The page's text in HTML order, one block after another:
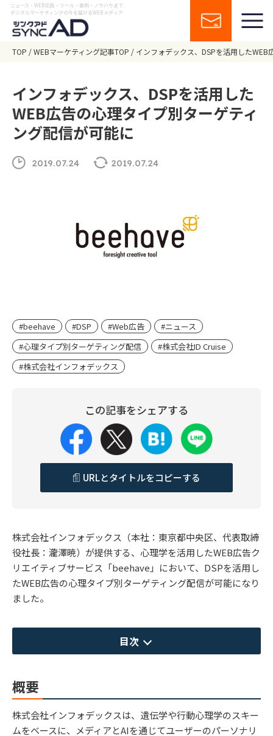
ニュース・WEB広告・ツール・事例・ノウハウまで
デジタルマーケティングの今を届けるWEBメディア
TOP WEBマーケティング記事TOP インフォデックス、DSPを活用した
インフォデックス、DSPを活用した
WEB広告の心理タイプ別ターゲティ
ング配信が可能に
2019.07.24 2019.07.24
#beehave #DSP #Web広告
#ニュース
#心理タイプ別ターゲティング配信
#株式会社ID Cruise
#株式会社インフォデックス
この記事をシェアする
URLとタイトルをコピーする
株式会社インフォデックス（本社：東京都中央区、代表取締
役社長：瀧澤暁）が提供する、心理学を活用したWEB広告ク
リエイティブサービス「beehave」において、DSPを活用し
たWEB広告の心理タイプ別ターゲティング配信が可能になり
ました。
目次
概要
株式会社インフォデックスは、遺伝学や行動心理学のスキー
ムをベースに、メディアとAIを通じてユーザーのパーソナリ